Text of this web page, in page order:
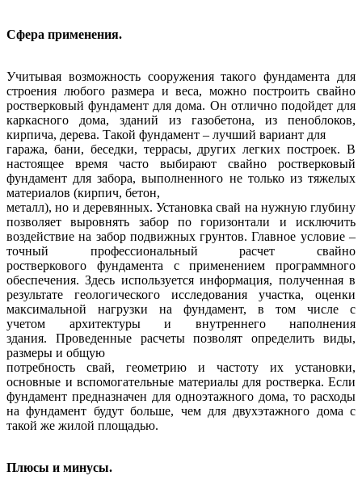
Сфера применения.
Учитывая возможность сооружения такого фундамента для
строения любогоразмера и веса, можно построить свайно
ростверковый фундамент для дома. Он отлично подойдет для
каркасного дома, зданий из газобетона, из пеноблоков,
кирпича, дерева. Такой фундамент – лучший вариант для
гаража, бани, беседки, террасы, других легких построек. В
настоящее время часто выбирают свайно ростверковый
фундамент длязабора, выполненного не только из тяжелых
материалов (кирпич, бетон,
металл), но и деревянных. Установка свай на нужную глубину
позволяетвыровнять забор по горизонтали и исключить
воздействие на забор подвижных грунтов.Главное условие –
точный профессиональный расчет свайно
ростверкового фундамента с применением программного
обеспечения. Здесь используетсяинформация, полученная в
результате геологического исследования участка, оценки
максимальной нагрузки на фундамент, в том числе с
учетом архитектуры и внутреннего наполнения
здания. Проведенные расчеты позволят определить виды,
размеры и общую
потребность свай, геометрию и частоту их установки,
основные и вспомогательные материалы для ростверка. Если
фундамент предназначен для одноэтажного дома, то расходы
на фундамент будут больше, чем для двухэтажного дома с
такой же жилой площадью.
Плюсы и минусы.